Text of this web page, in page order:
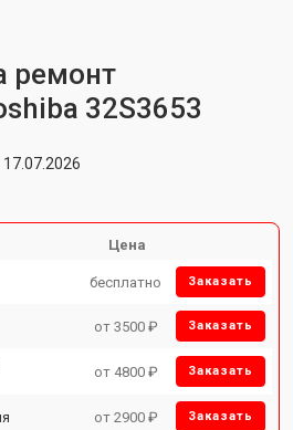
ремонт
32S3653
Цена
бесплатно Заказать
от 3500 ₽ Заказать
от 4800 ₽ Заказать
от 2900 ₽ Заказать